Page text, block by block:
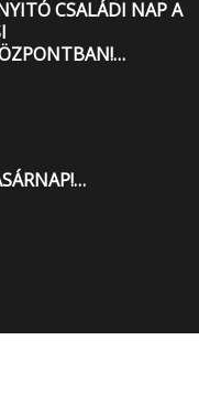
CSALÁDI NAP A